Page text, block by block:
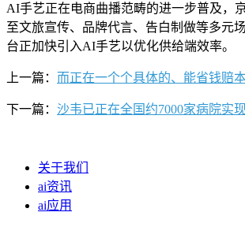
AI手艺正在电商曲播范畴的进一步普及，
至文旅宣传、品牌代言、告白制做等多元
台正加快引入AI手艺以优化供给端效率。
上一篇： 而正在一个个具体的、能省钱赔
下一篇： 沙韦已正在全国约7000家病院实
关于我们
ai资讯
ai应用